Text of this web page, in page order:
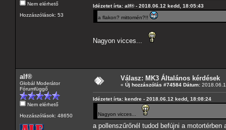
Nem elérhető
Hozzászólások: 53
Idézetet írta: alf® - 2018.06.12 kedd, 18:05:43
a flakon? mittomén?!!
Nagyon vicces...
alf®
Globál Moderátor
Fórumfüggő
Nem elérhető
Hozzászólások: 48650
Válasz: MK3 Általános kérdések
« Új hozzászólás #74584 Dátum:
Idézetet írta: kendre - 2018.06.12 kedd, 18:08:24
Nagyon vicces...
a pollenszűrőnél tudod befújni a